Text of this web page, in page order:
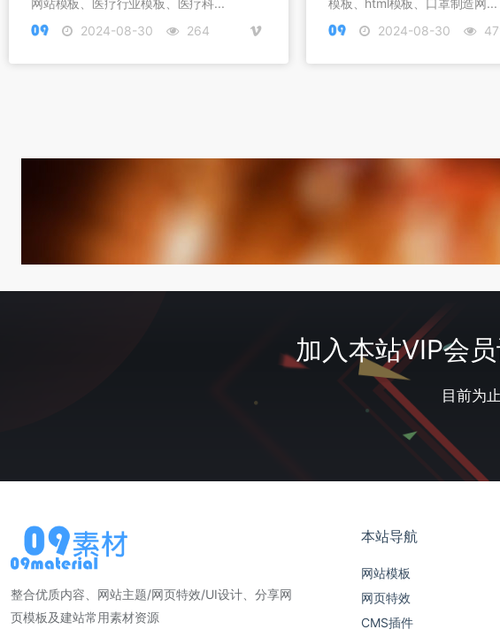
网站模板、医疗行业模板、医疗科...
2024-08-30
264
模板、html模板、口罩制造网...
2024-08-30
加入本站VIP会
目前为
整合优质内容、网站主题/网页特效/UI设计、分享网
页模板及建站常用素材资源
本站导航
网站模板
网页特效
CMS插件